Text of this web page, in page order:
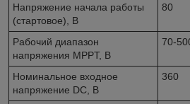
Напряжение начала работы
(стартовое), В
80
Рабочий диапазон
напряжения MPPT, В
70-
Номинальное входное
напряжение DC, В
360